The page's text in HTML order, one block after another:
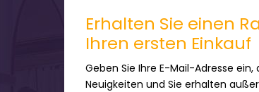
Erhalten Sie einen
Ihren ersten Einkauf
Geben Sie Ihre E-Mail-Adresse ein,
Neuigkeiten und Sie erhalten